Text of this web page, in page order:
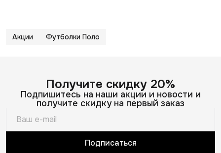
Акции Футболки Поло
Получите скидку 20%
Подпишитесь на наши акции и новости и
получите скидку на первый заказ
Подписаться